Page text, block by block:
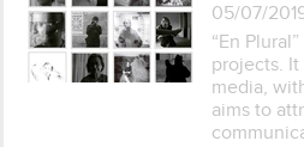
05/07/
“En
projects.
media,
aims to